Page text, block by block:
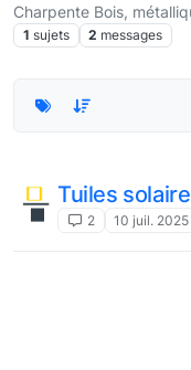
Charpente Bois,
1 sujets 2 messages
Tuiles
2 10 juil. 2025